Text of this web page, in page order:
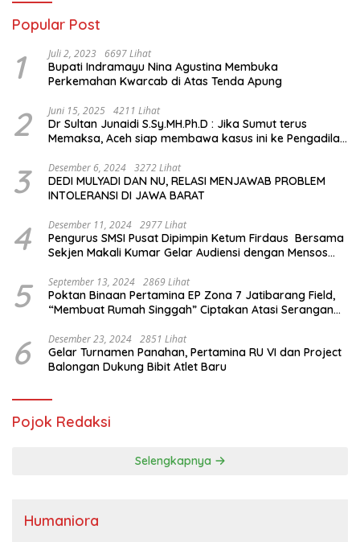
Popular Post
1 Juli 2, 2023 6697 Lihat
Bupati Indramayu Nina Agustina Membuka
Perkemahan Kwarcab di Atas Tenda Apung
2 Juni 15, 2025 4211 Lihat
Dr Sultan Junaidi S.Sy.MH.Ph.D : Jika Sumut terus
Memaksa, Aceh siap membawa kasus ini ke Pengadilan
3 Desember 6, 2024 3272 Lihat
DEDI MULYADI DAN NU, RELASI MENJAWAB PROBLEM
INTOLERANSI DI JAWA BARAT
4 Desember 11, 2024 2977 Lihat
Pengurus SMSI Pusat Dipimpin Ketum Firdaus Bersama
Sekjen Makali Kumar Gelar Audiensi dengan Mensos
5 September 13, 2024 2869 Lihat
Poktan Binaan Pertamina EP Zona 7 Jatibarang Field,
“Membuat Rumah Singgah” Ciptakan Atasi Serangan
6 Desember 23, 2024 2851 Lihat
Gelar Turnamen Panahan, Pertamina RU VI dan Project
Balongan Dukung Bibit Atlet Baru
Pojok Redaksi
Selengkapnya
Humaniora